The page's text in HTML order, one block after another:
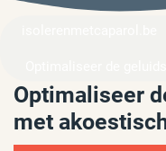
Optimaliseer
met